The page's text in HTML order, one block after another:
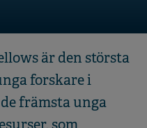
är den största
forskare i
främsta unga